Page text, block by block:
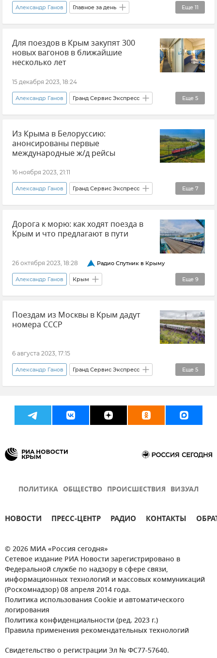
Туризм в Крыму Вадим Волченко Еще 11
Александр Ганов Главное за день
Новости Крыма Крым
Международная выставка-форум "Россия"
Сергей Аксенов
Безопасность Республики Крым и Севастополя
Беспилотник (БПЛА, дрон)
ФАС (Федеральная антимонопольная служба)
Цены на яйца в Крыму
Владимир Путин (политик)
Для поездов в Крым закупят 300
новых вагонов в ближайшие
несколько лет
15 декабря 2023, 18:24
Еще 5
Александр Ганов Гранд Сервис Экспресс
Поезд "Таврия" Железные дороги Крыма
Железная дорога Крым
Новости Крыма
Из Крыма в Белоруссию:
анонсированы первые
международные ж/д рейсы
16 ноября 2023, 21:11
Еще 7
Александр Ганов Гранд Сервис Экспресс
Поезд Поезд "Таврия" Крым
Белоруссия Железные дороги Крыма
Дорога к морю: как ходят поезда в
Крым и что предлагают в пути
26 октября 2023, 18:28 Радио Спутник в Крыму
Еще 9
Александр Ганов Крым
Гранд Сервис Экспресс Поезд
Поезд "Таврия" Железные дороги Крыма
Общество
Поездам из Москвы в Крым дадут
номера СССР
6 августа 2023, 17:15
Еще 5
Александр Ганов Гранд Сервис Экспресс
Поезд Крым Железные дороги Крыма
СССР Новости
ПОЛИТИКА ОБЩЕСТВО ПРОИСШЕСТВИЯ ВИЗУАЛ
НОВОСТИ ПРЕСС-ЦЕНТР РАДИО КОНТАКТЫ
© 2026 МИА «Россия сегодня»
Сетевое издание РИА Новости зарегистрировано в
Федеральной службе по надзору в сфере связи,
информационных технологий и массовых коммуникаций
(Роскомнадзор) 08 апреля 2014 года.
Политика использования Cookie и автоматического
логирования
Политика конфиденциальности (ред. 2023 г.)
Правила применения рекомендательных технологий
Свидетельство о регистрации Эл № ФС77-57640.